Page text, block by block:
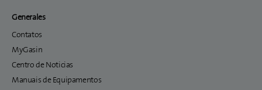
Generales
Contatos
MyGasin
Centro de Noticias
Manuais de Equipamentos